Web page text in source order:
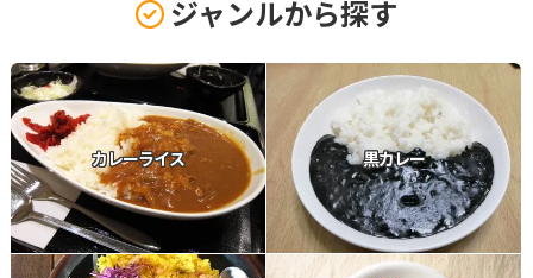
ジャンルから探す
カレーライス 黒カレー